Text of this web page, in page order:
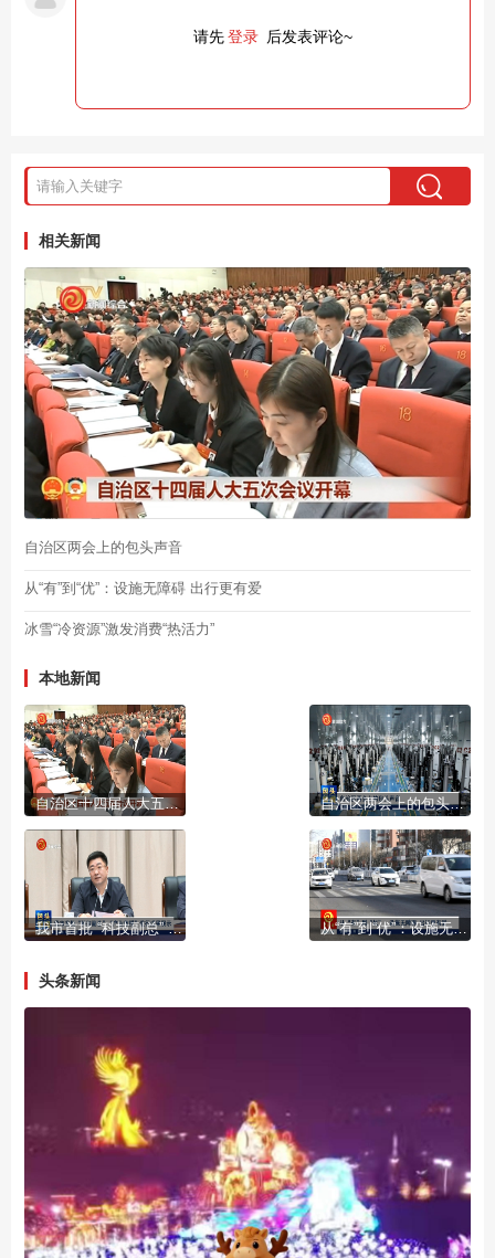
请先登录 后发表评论~
相关新闻
自治区两会上的包头声音
从“有”到“优”：设施无障碍 出行更有爱
冰雪“冷资源”激发消费“热活力”
本地新闻
自治区十四届人大五次会议开幕 自治区两会上的包头声音
我市首批 “科技副总” “产业教授”进行成果展示 从“有”到“优”：设施无障碍 出行更有爱
头条新闻